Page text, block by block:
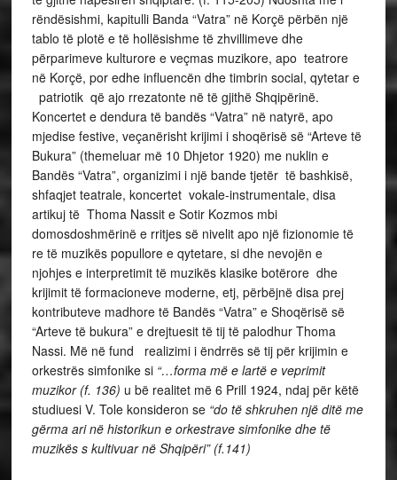
rëndësishmi, kapitulli Banda “Vatra” në Korçë përbën një
tablo të plotë e të hollësishme të zhvillimeve dhe
përparimeve kulturore e veçmas muzikore, apo teatrore
në Korçë, por edhe influencën dhe timbrin social, qytetar e
patriotik që ajo rrezatonte në të gjithë Shqipërinë.
Koncertet e dendura të bandës “Vatra” në natyrë, apo
mjedise festive, veçanërisht krijimi i shoqërisë së “Arteve të
Bukura” (themeluar më 10 Dhjetor 1920) me nuklin e
Bandës “Vatra”, organizimi i një bande tjetër të bashkisë,
shfaqjet teatrale, koncertet vokale-instrumentale, disa
artikuj të Thoma Nassit e Sotir Kozmos mbi
domosdoshmërinë e rritjes së nivelit apo një fizionomie të
re të muzikës popullore e qytetare, si dhe nevojën e
njohjes e interpretimit të muzikës klasike botërore dhe
krijimit të formacioneve moderne, etj, përbëjnë disa prej
kontributeve madhore të Bandës “Vatra” e Shoqërisë së
“Arteve të bukura” e drejtuesit të tij të palodhur Thoma
Nassi. Më në fund realizimi i ëndrrës së tij për krijimin e
orkestrës simfonike si “…forma më e lartë e veprimit
muzikor (f. 136) u bë realitet më 6 Prill 1924, ndaj për këtë
studiuesi V. Tole konsideron se “do të shkruhen një ditë me
gërma ari në historikun e orkestrave simfonike dhe të
muzikës s kultivuar në Shqipëri” (f.141)